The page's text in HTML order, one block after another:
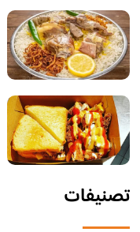
تصنيفات